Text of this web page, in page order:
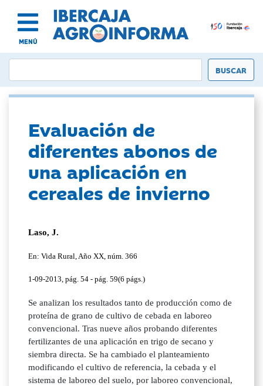
MENÚ
Evaluación de
diferentes abonos de
una aplicación en
cereales de invierno
Laso, J.
En: Vida Rural, Año XX, núm. 366
1-09-2013, pág. 54 - pág. 59(6 págs.)
Se analizan los resultados tanto de producción como de
proteína de grano de cultivo de cebada en laboreo
convencional. Tras nueve años probando diferentes
fertilizantes de una aplicación en trigo de secano y
siembra directa. Se ha cambiado el planteamiento
modificando el cultivo de referencia, la cebada y el
sistema de laboreo del suelo, por laboreo convencional,